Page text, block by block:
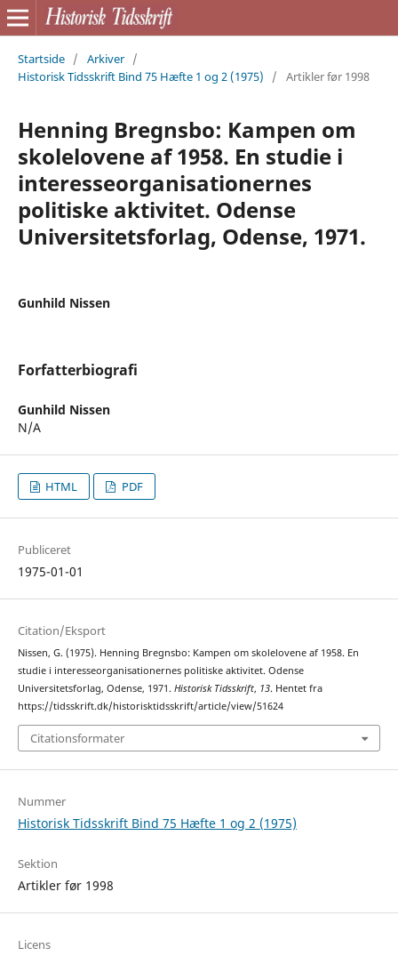
Startside / Arkiver /
Historisk Tidsskrift Bind 75 Hæfte 1 og 2 (1975)
/ Artikler før 1998
Henning Bregnsbo: Kampen om
skolelovene af 1958. En studie i
interesseorganisationernes
politiske aktivitet. Odense
Universitetsforlag, Odense, 1971.
Gunhild Nissen
Forfatterbiografi
Gunhild Nissen
N/A
HTML PDF
Publiceret
1975-01-01
Citation/Eksport
Nissen, G. (1975). Henning Bregnsbo: Kampen om skolelovene af 1958. En
studie i interesseorganisationernes politiske aktivitet. Odense
Universitetsforlag, Odense, 1971. Historisk Tidsskrift, 13. Hentet fra
https://tidsskrift.dk/historisktidsskrift/article/view/51624
Citationsformater
Nummer
Historisk Tidsskrift Bind 75 Hæfte 1 og 2 (1975)
Sektion
Artikler før 1998
Licens